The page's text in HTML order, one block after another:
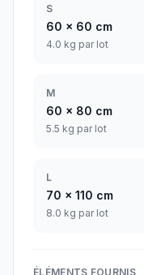
S
60 x 60 cm
4.0 kg par lot
M
60 x 80 cm
5.5 kg par lot
L
70 x 110 cm
8.0 kg par lot
ÉLÉMENTS FOURNIS